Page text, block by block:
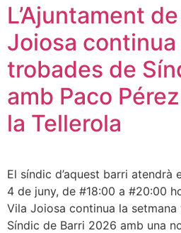
L’Ajuntament
Joiosa
trobades de
amb Paco
la Tellerola
El síndic d’aquest barri atendrà
4 de juny, de #18:00 a #20:00
Vila Joiosa continua la
Síndic de Barri 2026 amb una